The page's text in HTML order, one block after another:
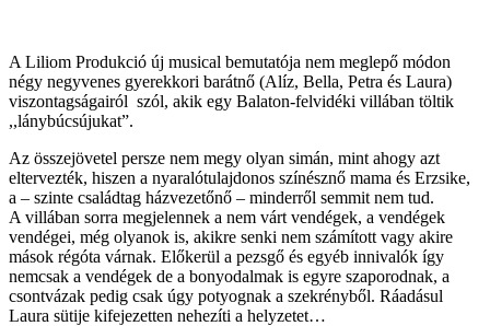
A Liliom Produkció új musical bemutatója nem meglepő módon
négy negyvenes gyerekkori barátnő (Alíz, Bella, Petra és Laura)
viszontagságairól szól, akik egy Balaton-felvidéki villában töltik
,,lánybúcsújukat”.
Az összejövetel persze nem megy olyan simán, mint ahogy azt
eltervezték, hiszen a nyaralótulajdonos színésznő mama és Erzsike,
a – szinte családtag házvezetőnő – minderről semmit nem tud.
A villában sorra megjelennek a nem várt vendégek, a vendégek
vendégei, még olyanok is, akikre senki nem számított vagy akire
mások régóta várnak. Előkerül a pezsgő és egyéb innivalók így
nemcsak a vendégek de a bonyodalmak is egyre szaporodnak, a
csontvázak pedig csak úgy potyognak a szekrényből. Ráadásul
Laura sütije kifejezetten nehezíti a helyzetet…